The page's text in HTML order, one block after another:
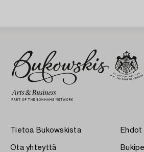
Tietoa Bukowskista
Ota yhteyttä
Ehdot